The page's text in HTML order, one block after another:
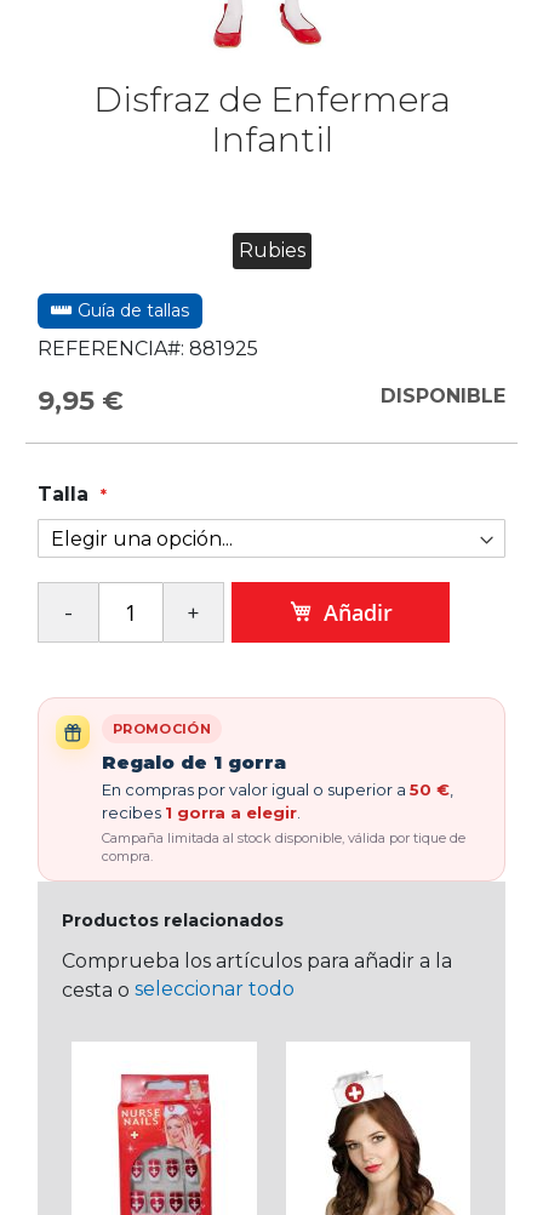
Disfraz de Enfermera
Infantil
Rubies
Guía de tallas
REFERENCIA#: 881925
9,95 € DISPONIBLE
Talla
Añadir
PROMOCIÓN
Regalo de 1 gorra
En compras por valor igual o superior a 50 €
recibes 1 gorra a elegir
Campaña limitada al stock disponible, válida por tique de
compra.
Productos relacionados
Comprueba los artículos para añadir a la
cesta o seleccionar todo